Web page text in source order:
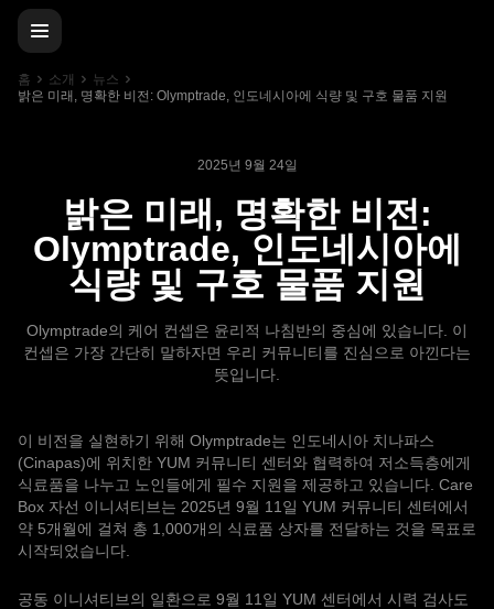
홈 소개
뉴스
밝은 미래, 명확한 비전: Olymptrade, 인도네시아에 식량 및 구호 물품 지원
2025년 9월 24일
밝은 미래, 명확한 비전:
Olymptrade, 인도네시아에
식량 및 구호 물품 지원
Olymptrade의 케어 컨셉은 윤리적 나침반의 중심에 있습니다. 이
컨셉은 가장 간단히 말하자면 우리 커뮤니티를 진심으로 아낀다는
뜻입니다.
이 비전을 실현하기 위해 Olymptrade는 인도네시아 치나파스
(Cinapas)에 위치한 YUM 커뮤니티 센터와 협력하여 저소득층에게
식료품을 나누고 노인들에게 필수 지원을 제공하고 있습니다. Care
Box 자선 이니셔티브는 2025년 9월 11일 YUM 커뮤니티 센터에서
약 5개월에 걸쳐 총 1,000개의 식료품 상자를 전달하는 것을 목표로
시작되었습니다.
공동 이니셔티브의 일환으로 9월 11일 YUM 센터에서 시력 검사도